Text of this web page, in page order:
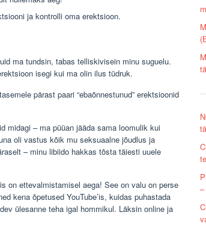
ja kontrolli oma erektsioon.
ma tundsin, tabas telliskivisein minu suguelu.
isegi kui ma olin ilus tüdruk.
pärast paari “ebaõnnestunud” erektsioonid
midagi – ma püüan jääda sama loomulik kui
oli vastus kõik mu seksuaalne jõudlus ja
– minu libiido hakkas tõsta täiesti uuele
on ettevalmistamisel aega! See on valu on perse
kena õpetused YouTube’is, kuidas puhastada
ülesanne teha igal hommikul. Läksin online ja